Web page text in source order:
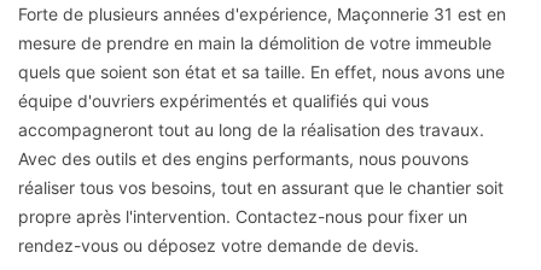
Forte de plusieurs années d'expérience, Maçonnerie 31 est en
mesure de prendre en main la démolition de votre immeuble
quels que soient son état et sa taille. En effet, nous avons une
équipe d'ouvriers expérimentés et qualifiés qui vous
accompagneront tout au long de la réalisation des travaux.
Avec des outils et des engins performants, nous pouvons
réaliser tous vos besoins, tout en assurant que le chantier soit
propre après l'intervention. Contactez-nous pour fixer un
rendez-vous ou déposez votre demande de devis.